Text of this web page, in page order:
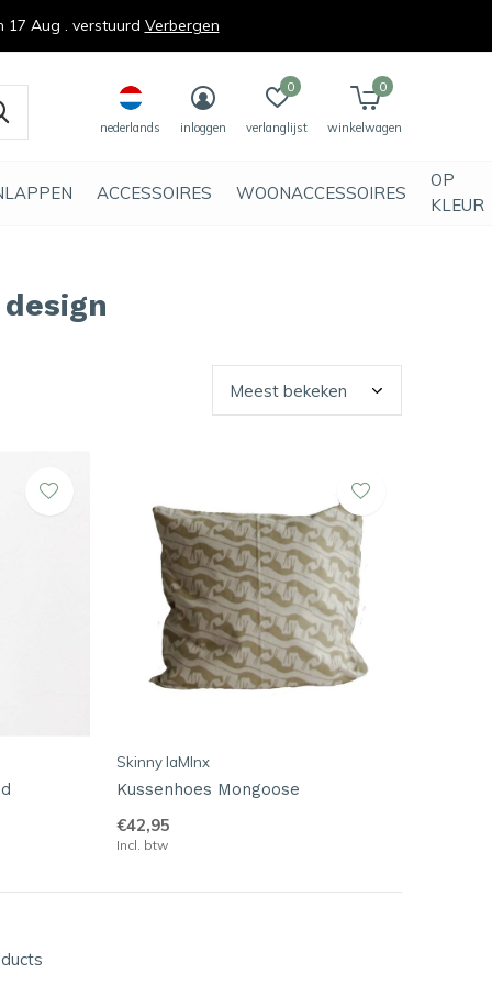
ACCESSOIRES WOONACCESSOIRES
OP
KLEUR
nederlands inloggen verlanglijst
0
winkelwagen
0
Skinny laMInx
Kussenhoes Mongoose
€42,95
Incl. btw
Aug . verstuurd Verbergen